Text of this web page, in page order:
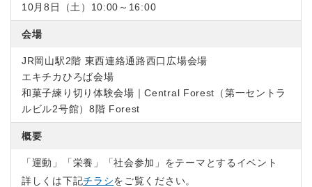
10月8日（土）10:00～16:00
会場
JR岡山駅2階 東西連絡通路西口広場会場
エキチカひろば会場
和菓子練り切り体験会場｜Central Forest（第一セントラ
ルビル2号館）8階 Forest
概要
「運動」「栄養」「社会参加」をテーマとするイベント
詳しくは下記チラシをご覧ください。